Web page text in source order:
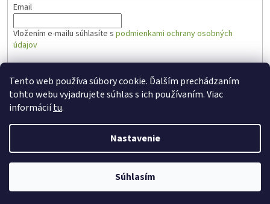
Tento web používa súbory cookie. Ďalším prechádzaním
tohto webu vyjadrujete súhlas s ich používaním. Viac
informáciítu.
Nastavenie
Súhlasím
Email
Vložením e-mailu súhlasíte s podmienkami ochrany osobných
údajov
Vytvoril Shoptet
Copyright 2026Zabal.sk. Všetky práva vyhradené.